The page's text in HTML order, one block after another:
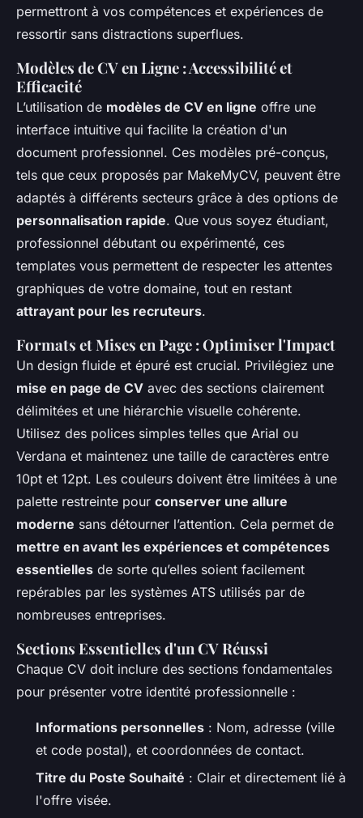
permettront à vos compétences et expériences de
ressortir sans distractions superflues.
Modèles de CV en Ligne : Accessibilité et
Efficacité
L’utilisation de modèles de CV en ligne offre une
interface intuitive qui facilite la création d'un
document professionnel. Ces modèles pré-conçus,
tels que ceux proposés par MakeMyCV, peuvent être
adaptés à différents secteurs grâce à des options de
personnalisation rapide. Que vous soyez étudiant,
professionnel débutant ou expérimenté, ces
templates vous permettent de respecter les attentes
graphiques de votre domaine, tout en restant
attrayant pour les recruteurs.
Formats et Mises en Page : Optimiser l'Impact
Un design fluide et épuré est crucial. Privilégiez une
mise en page de CV avec des sections clairement
délimitées et une hiérarchie visuelle cohérente.
Utilisez des polices simples telles que Arial ou
Verdana et maintenez une taille de caractères entre
10pt et 12pt. Les couleurs doivent être limitées à une
palette restreinte pour conserver une allure
moderne sans détourner l’attention. Cela permet de
mettre en avant les expériences et compétences
essentielles de sorte qu’elles soient facilement
repérables par les systèmes ATS utilisés par de
nombreuses entreprises.
Sections Essentielles d'un CV Réussi
Chaque CV doit inclure des sections fondamentales
pour présenter votre identité professionnelle :
Informations personnelles : Nom, adresse (ville
et code postal), et coordonnées de contact.
Titre du Poste Souhaité : Clair et directement lié à
l'offre visée.